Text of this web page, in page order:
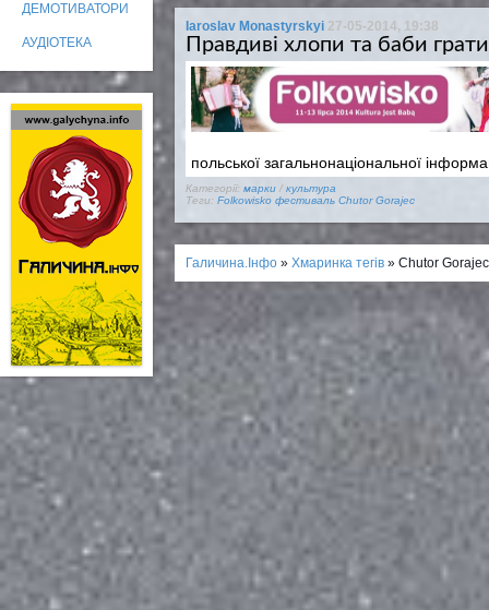
ДЕМОТИВАТОРИ
АУДІОТЕКА
Iaroslav Monastyrskyi 27-05-2014, 19:38
Правдиві хлопи та баби
польської загальнонаціональної
Категорії: марки / культура
Теги: Folkowisko фестиваль Chutor Gorajec
Галичина.Інфо » Хмаринка тегів » Chutor Gorajec